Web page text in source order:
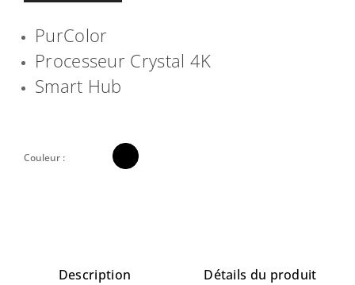
PurColor
Processeur Crystal 4K
Smart Hub
Couleur :
Description Détails du produit